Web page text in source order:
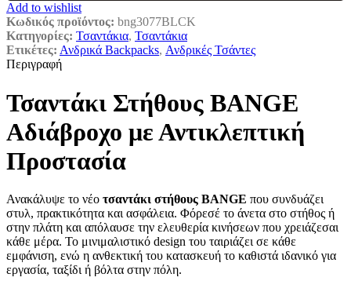
Add to wishlist
Κωδικός προϊόντος: bng3077BLCK
Κατηγορίες: Τσαντάκια, Τσαντάκια
Ετικέτες: Ανδρικά Backpacks, Ανδρικές Τσάντες
Περιγραφή
Τσαντάκι Στήθους BANGE
Αδιάβροχο με Αντικλεπτική
Προστασία
Ανακάλυψε το νέο τσαντάκι στήθους BANGE που συνδυάζει
στυλ, πρακτικότητα και ασφάλεια. Φόρεσέ το άνετα στο στήθος ή
στην πλάτη και απόλαυσε την ελευθερία κινήσεων που χρειάζεσαι
κάθε μέρα. Το μινιμαλιστικό design του ταιριάζει σε κάθε
εμφάνιση, ενώ η ανθεκτική του κατασκευή το καθιστά ιδανικό για
εργασία, ταξίδι ή βόλτα στην πόλη.